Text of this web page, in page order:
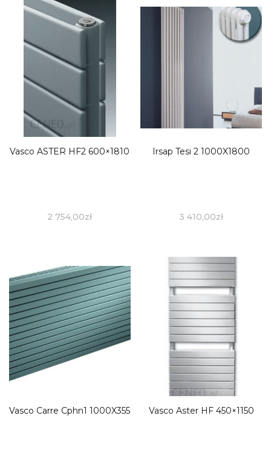
Vasco ASTER HF2 600×1810
2 754,00zł
Irsap Tesi 2 1000X1800
3 410,00zł
Vasco Carre Cphn1 1000X355 Vasco Aster HF 450×1150